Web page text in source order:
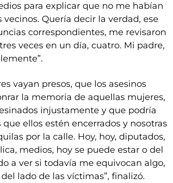
para explicar que no me habían
Quería decir la verdad, ese
correspondientes, me revisaron
veces en un día, cuatro. Mi padre,
vayan presos, que los asesinos
la memoria de aquellas mujeres,
injustamente y que podría
ellos estén encerrados y nosotras
por la calle. Hoy, hoy, diputados,
medios, hoy se puede estar o del
a ver si todavía me equivocan algo,
lado de las víctimas”, finalizó.